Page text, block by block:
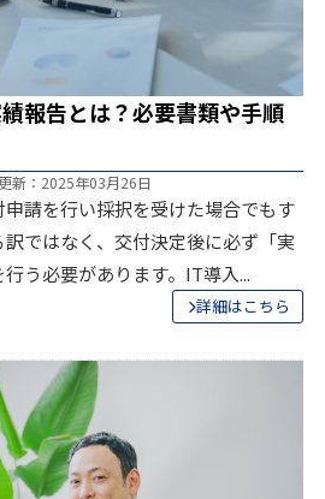
報告とは？必要書類や手順
新：2025年03月26日
請を行い採択を受けた場合でもす
ではなく、交付決定後に必ず「実
う必要があります。IT導入...
詳細はこちら
お問合せ
ましたら、お気軽にお問合せく
応いたします。
088-173
ルから相談する
時間365日受付